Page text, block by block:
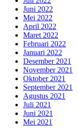
Juni 2022
Mei 2022
April 2022
Maret 2022
Februari 2022
Januari 2022
Desember 2021
November 2021
Oktober 2021
September 2021
Agustus 2021
Juli 2021
Juni 2021
Mei 2021